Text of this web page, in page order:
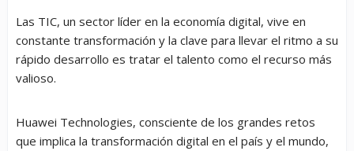
Las TIC, un sector líder en la economía digital, vive en
constante transformación y la clave para llevar el ritmo a su
rápido desarrollo es tratar el talento como el recurso más
valioso.
Huawei Technologies, consciente de los grandes retos
que implica la transformación digital en el país y el mundo,